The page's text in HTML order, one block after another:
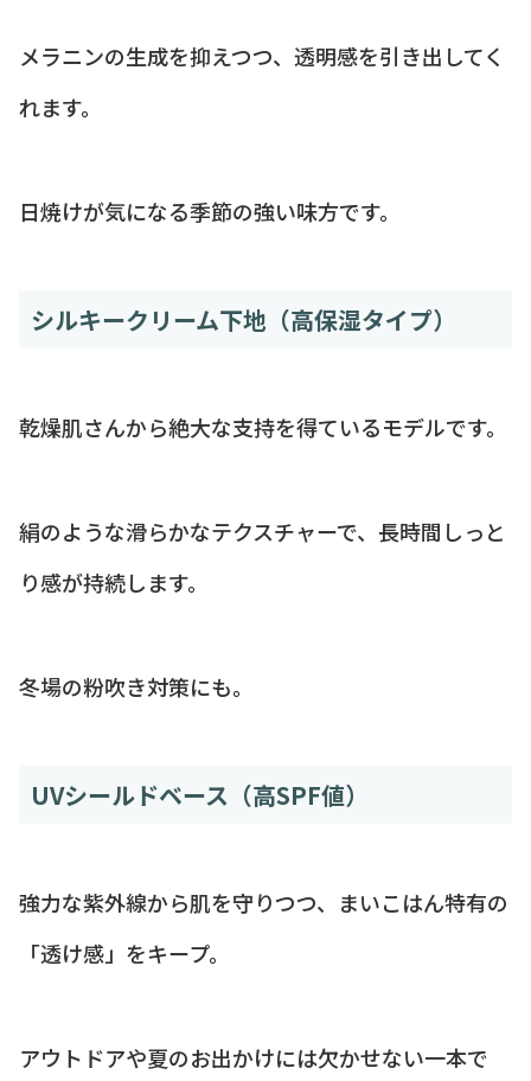
メラニンの生成を抑えつつ、透明感を引き出してく
れます。
日焼けが気になる季節の強い味方です。
シルキークリーム下地（高保湿タイプ）
乾燥肌さんから絶大な支持を得ているモデルです。
絹のような滑らかなテクスチャーで、長時間しっと
り感が持続します。
冬場の粉吹き対策にも。
UVシールドベース（高SPF値）
強力な紫外線から肌を守りつつ、まいこはん特有の
「透け感」をキープ。
アウトドアや夏のお出かけには欠かせない一本で